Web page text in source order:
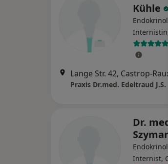
Kühle
Lange Str. 42, Castrop-
Dr.
Internist,